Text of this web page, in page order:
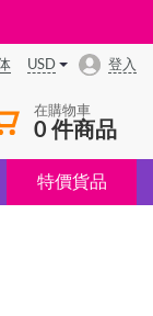
USD 登入
在購物車
0 件商品
特價貨品